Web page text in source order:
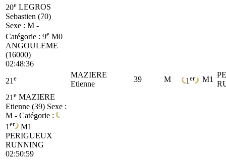
20e LEGROS
Sebastien (70)
Sexe : M -
Catégorie : 9e M0
ANGOULEME
(16000)
02:48:36
21 e
MAZIERE
Etienne
39 M 1 er M1
21 e MAZIERE
Etienne (39) Sexe :
M - Catégorie :
1 er
M1
PERIGUEUX
RUNNING
02:50:59